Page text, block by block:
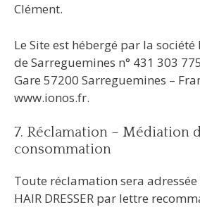
Clément.
Le Site est hébergé par la société
de Sarreguemines n° 431 303
Gare 57200 Sarreguemines –
www.ionos.fr.
7. Réclamation – Médiation
consommation
Toute réclamation sera adressée
HAIR DRESSER par lettre